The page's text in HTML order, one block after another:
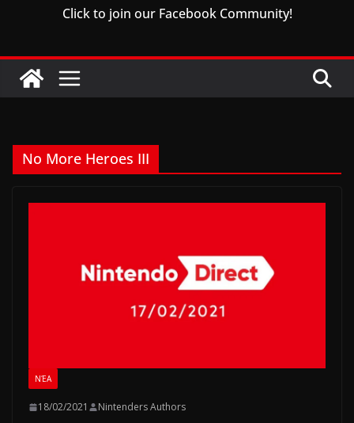
Click to join our Facebook Community!
No More Heroes III
ΝΈΑ
18/02/2021 Nintenders Authors